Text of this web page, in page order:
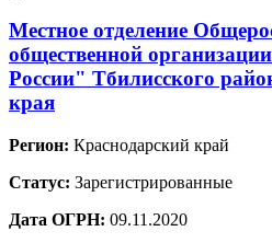
Местное отделение
общественной
России" Тбилисского
края
Регион: Краснодарский край
Статус: Зарегистрированные
Дата ОГРН: 09.11.2020